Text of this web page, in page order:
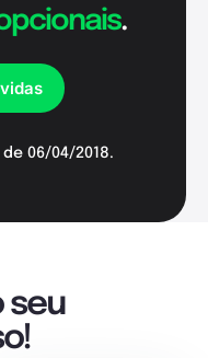
.
de 06/04/2018.
seu